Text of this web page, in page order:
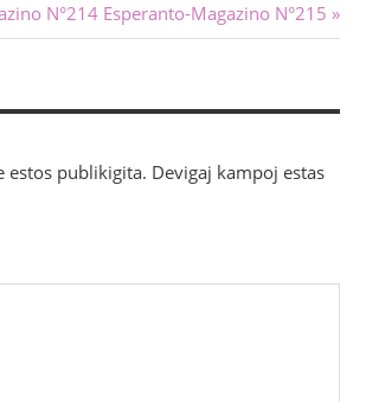
N°214 Sekva
afiŝo:
Esperanto-Magazino N°215
estos publikigita. Devigaj kampoj estas